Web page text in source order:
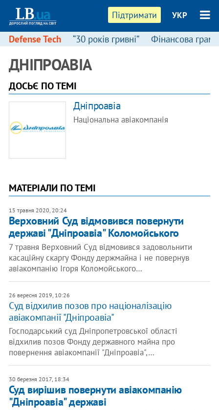
Підтримати УКР
Defense Tech “30 років гривні” Фінансова
ДНІПРОАВІА
ДОСЬЄ ПО ТЕМІ
Дніпроавіа
Національна авіакомпанія
МАТЕРІАЛИ ПО ТЕМІ
15 травня 2020, 20:24
Верховний Суд відмовився повернути
державі "Дніпроавіа" Коломойського
7 травня Верховний Суд відмовився задовольнити
касаційну скаргу Фонду держмайна і не повернув
авіакомпанію Ігоря Коломойського…
26 вересня 2019, 10:26
Суд відхилив позов про націоналізацію
авіакомпанії "Дніпроавіа"
Господарський суд Дніпропетровської області
відхилив позов Фонду державного майна про
повернення авіакомпанії "Дніпроавіа",…
30 березня 2017, 18:34
Суд вирішив повернути авіакомпанію
"Дніпроавіа" державі